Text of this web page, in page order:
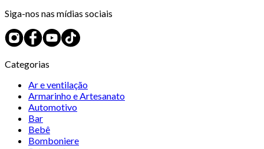
Siga-nos nas mídias sociais
Categorias
Ar e ventilação
Armarinho e Artesanato
Automotivo
Bar
Bebê
Bomboniere